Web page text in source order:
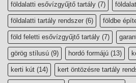
földalatti esővízgyűjtő tartály (7)
földalatti tartály rendszer (6) földbe
föld feletti esővízgyűjtő tartály (7)
görög stílusú (9) hordó formájú (13)
kerti kút (14) kert öntözésre tartály